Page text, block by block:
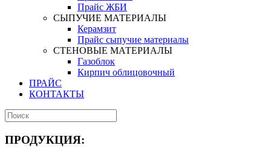
Прайс ЖБИ
СЫПУЧИЕ МАТЕРИАЛЫ
Керамзит
Прайс сыпучие материалы
СТЕНОВЫЕ МАТЕРИАЛЫ
Газоблок
Кирпич облицовочный
ПРАЙС
КОНТАКТЫ
ПРОДУКЦИЯ: